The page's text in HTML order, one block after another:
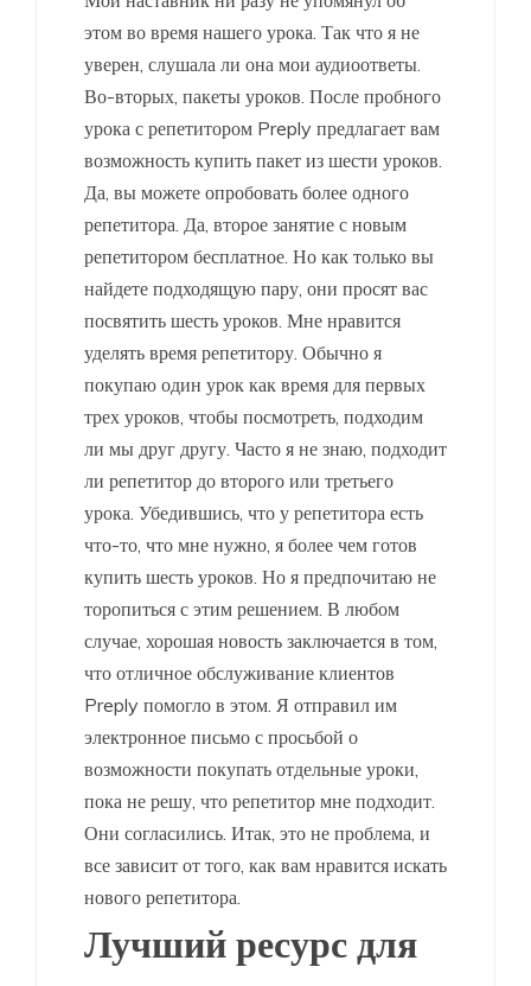
этом во время нашего урока. Так что я не
уверен, слушала ли она мои аудиоответы.
Во-вторых, пакеты уроков. После пробного
урока с репетитором Preply предлагает вам
возможность купить пакет из шести уроков.
Да, вы можете опробовать более одного
репетитора. Да, второе занятие с новым
репетитором бесплатное. Но как только вы
найдете подходящую пару, они просят вас
посвятить шесть уроков. Мне нравится
уделять время репетитору. Обычно я
покупаю один урок как время для первых
трех уроков, чтобы посмотреть, подходим
ли мы друг другу. Часто я не знаю, подходит
ли репетитор до второго или третьего
урока. Убедившись, что у репетитора есть
что-то, что мне нужно, я более чем готов
купить шесть уроков. Но я предпочитаю не
торопиться с этим решением. В любом
случае, хорошая новость заключается в том,
что отличное обслуживание клиентов
Preply помогло в этом. Я отправил им
электронное письмо с просьбой о
возможности покупать отдельные уроки,
пока не решу, что репетитор мне подходит.
Они согласились. Итак, это не проблема, и
все зависит от того, как вам нравится искать
нового репетитора.
Лучший ресурс для